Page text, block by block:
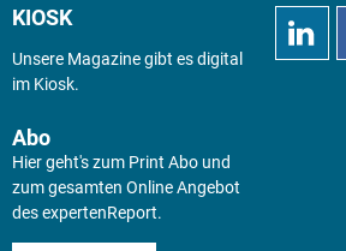
KIOSK
Unsere Magazine gibt es digital
im Kiosk.
Abo
Hier geht's zum Print Abo und
zum gesamten Online Angebot
des expertenReport.